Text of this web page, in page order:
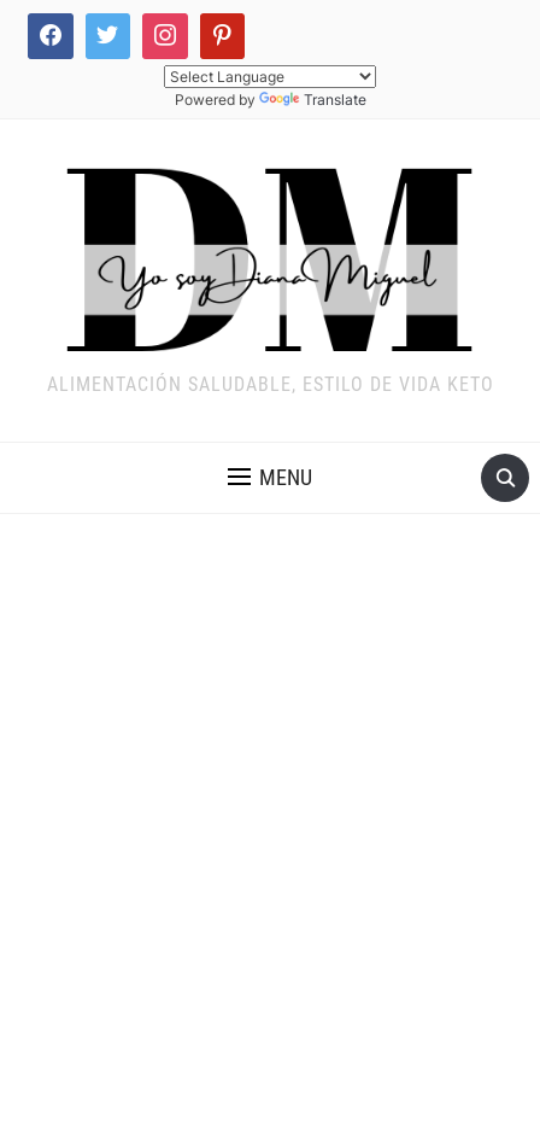
Powered by Translate
ALIMENTACIÓN SALUDABLE, ESTILO DE VIDA KETO
MENU